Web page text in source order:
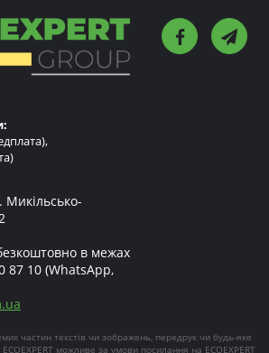
Микільсько-
в межах
87 10 (WhatsApp,
частин текстів чи зображень, передрук чи будь-яке
можливе за умови посилання на ECOEXPERT